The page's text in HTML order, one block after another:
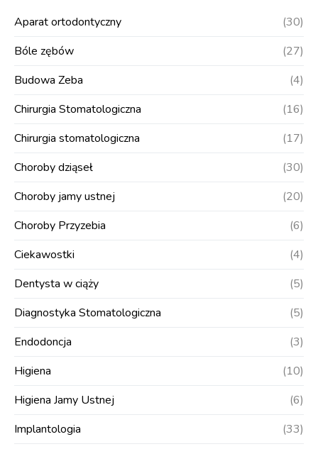
Aparat ortodontyczny
(30)
Bóle zębów
(27)
Budowa Zeba
(4)
Chirurgia Stomatologiczna
(16)
Chirurgia stomatologiczna
(17)
Choroby dziąseł
(30)
Choroby jamy ustnej
(20)
Choroby Przyzebia
(6)
Ciekawostki
(4)
Dentysta w ciąży
(5)
Diagnostyka Stomatologiczna
(5)
Endodoncja
(3)
Higiena
(10)
Higiena Jamy Ustnej
(6)
Implantologia
(33)